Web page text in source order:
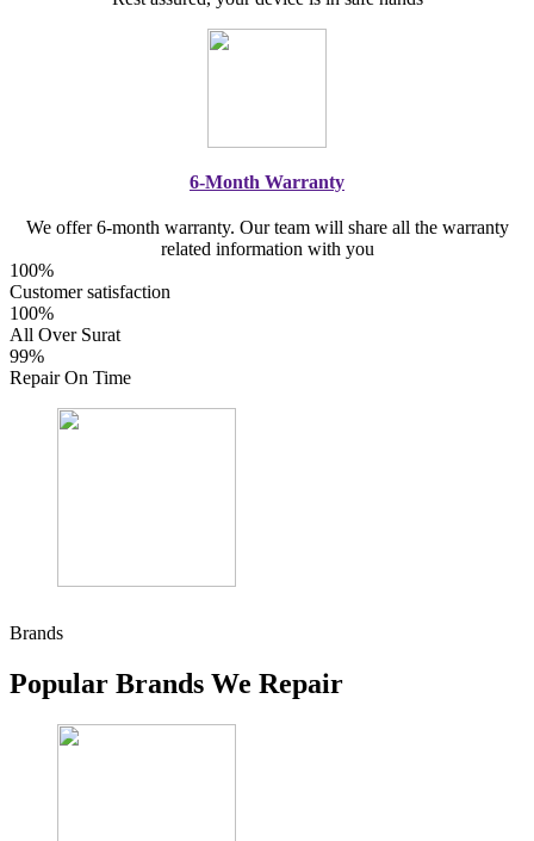
6-Month Warranty
We offer 6-month warranty. Our team will share all the warranty
related information with you
100%
Customer satisfaction
100%
All Over Surat
99%
Repair On Time
Brands
Popular Brands We Repair